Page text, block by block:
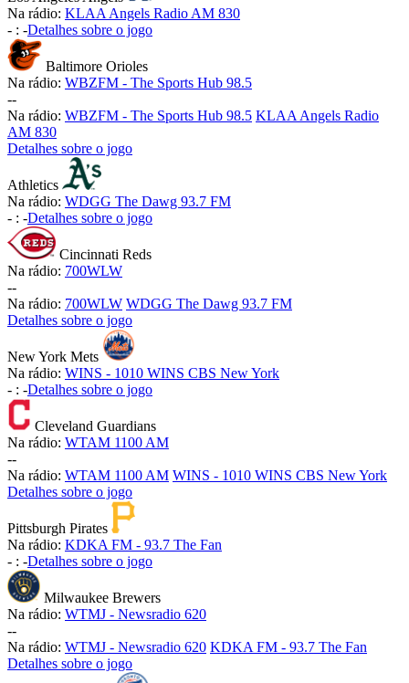
Na rádio: KLAA Angels Radio AM 830
- : -Detalhes sobre o jogo
Baltimore Orioles
Na rádio: WBZFM - The Sports Hub 98.5
--
Na rádio: WBZFM - The Sports Hub 98.5 KLAA Angels Radio
AM 830
Detalhes sobre o jogo
Athletics
Na rádio: WDGG The Dawg 93.7 FM
- : -Detalhes sobre o jogo
Cincinnati Reds
Na rádio: 700WLW
--
Na rádio: 700WLW WDGG The Dawg 93.7 FM
Detalhes sobre o jogo
New York Mets
Na rádio: WINS - 1010 WINS CBS New York
- : -Detalhes sobre o jogo
Cleveland Guardians
Na rádio: WTAM 1100 AM
--
Na rádio: WTAM 1100 AM WINS - 1010 WINS CBS New York
Detalhes sobre o jogo
Pittsburgh Pirates
Na rádio: KDKA FM - 93.7 The Fan
- : -Detalhes sobre o jogo
Milwaukee Brewers
Na rádio: WTMJ - Newsradio 620
--
Na rádio: WTMJ - Newsradio 620 KDKA FM - 93.7 The Fan
Detalhes sobre o jogo